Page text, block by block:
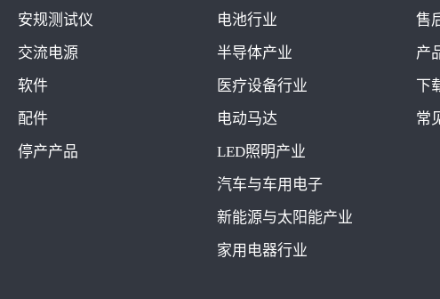
安规测试仪
交流电源
软件
配件
停产产品
电池行业
半导体产业
医疗设备行业
电动马达
LED照明产业
汽车与车用电子
新能源与太阳能产业
家用电器行业
售
产
下
常